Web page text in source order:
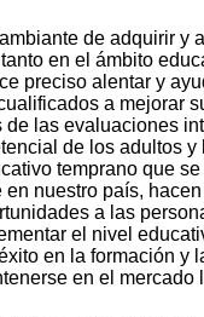
de adquirir y
en el ámbito
preciso alentar y
a mejorar
de las evaluaciones
de los adultos y
temprano que
en nuestro país,
a las
el nivel
en la formación y
en el mercado